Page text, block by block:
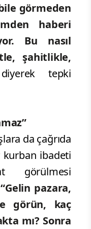
görmeden
haberi
Bu nasıl
şahitlikle,
diyerek tepki
da çağrıda
ibadeti
görülmesi
“Gelin pazara,
görün, kaç
mı? Sonra